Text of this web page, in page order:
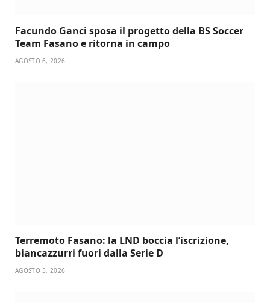
Facundo Ganci sposa il progetto della BS Soccer
Team Fasano e ritorna in campo
AGOSTO 6, 2026
Terremoto Fasano: la LND boccia l’iscrizione,
biancazzurri fuori dalla Serie D
AGOSTO 5, 2026